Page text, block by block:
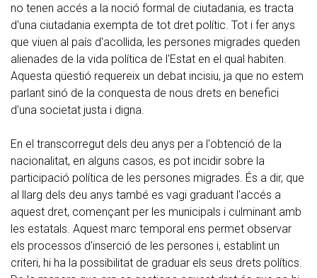
no tenen accés a la noció formal de ciutadania, es tracta
d'una ciutadania exempta de tot dret polític. Tot i fer anys
que viuen al país d'acollida, les persones migrades queden
alienades de la vida política de l'Estat en el qual habiten.
Aquesta qüestió requereix un debat incisiu, ja que no estem
parlant sinó de la conquesta de nous drets en benefici
d'una societat justa i digna.
En el transcorregut dels deu anys per a l'obtenció de la
nacionalitat, en alguns casos, es pot incidir sobre la
participació política de les persones migrades. És a dir, que
al llarg dels deu anys també es vagi graduant l'accés a
aquest dret, començant per les municipals i culminant amb
les estatals. Aquest marc temporal ens permet observar
els processos d'inserció de les persones i, establint un
criteri, hi ha la possibilitat de graduar els seus drets polítics.